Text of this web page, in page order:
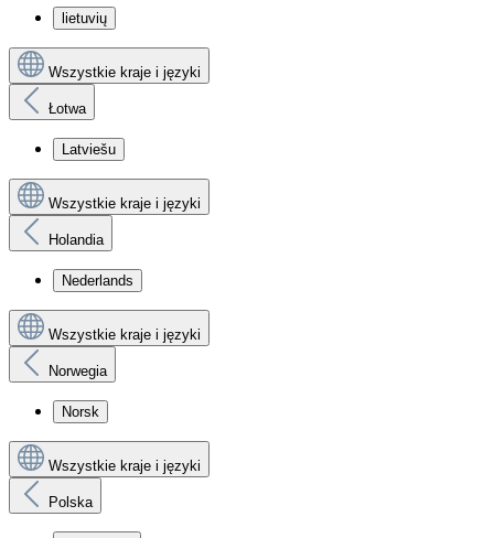
lietuvių
Wszystkie kraje i języki
Łotwa
Latviešu
Wszystkie kraje i języki
Holandia
Nederlands
Wszystkie kraje i języki
Norwegia
Norsk
Wszystkie kraje i języki
Polska